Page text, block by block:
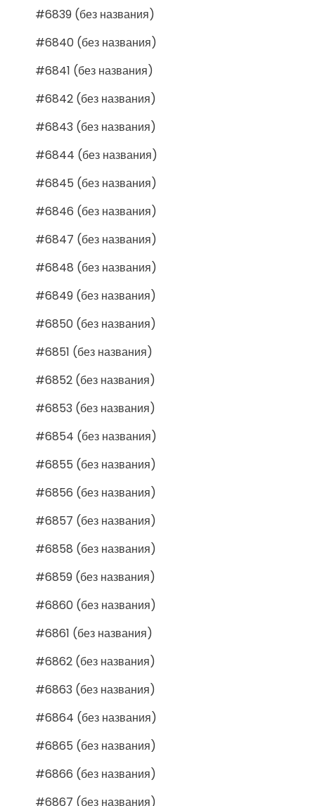
#6839 (без названия)
#6840 (без названия)
#6841 (без названия)
#6842 (без названия)
#6843 (без названия)
#6844 (без названия)
#6845 (без названия)
#6846 (без названия)
#6847 (без названия)
#6848 (без названия)
#6849 (без названия)
#6850 (без названия)
#6851 (без названия)
#6852 (без названия)
#6853 (без названия)
#6854 (без названия)
#6855 (без названия)
#6856 (без названия)
#6857 (без названия)
#6858 (без названия)
#6859 (без названия)
#6860 (без названия)
#6861 (без названия)
#6862 (без названия)
#6863 (без названия)
#6864 (без названия)
#6865 (без названия)
#6866 (без названия)
#6867 (без названия)